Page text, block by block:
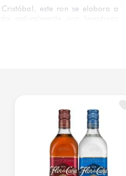
este ron se elabora a
naturalmente con levaduras
americano ex-bourbon, sin
elegancia y frescura de esta